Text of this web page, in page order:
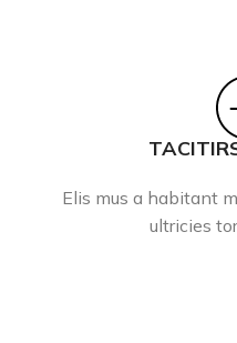
Elis mus a habitant
ultricies